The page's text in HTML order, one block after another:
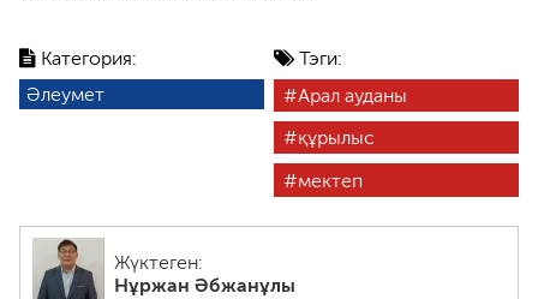
Категория:
Әлеумет
Тэги:
Арал ауданы
құрылыс
мектеп
Жүктеген:
Нұржан Әбжанұлы